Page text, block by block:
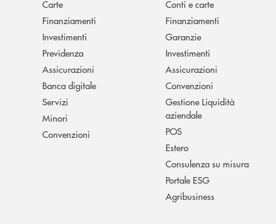
Carte
Finanziamenti
Investimenti
Previdenza
Assicurazioni
Banca digitale
Servizi
Minori
Convenzioni
Conti e carte
Finanziamenti
Garanzie
Investimenti
Assicurazioni
Convenzioni
Gestione Liquidità
aziendale
POS
Estero
Consulenza su misura
Portale ESG
Agribusiness